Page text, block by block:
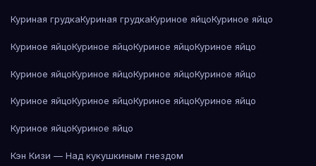
Куриная грудкаКуриная грудкаКуриное яйцоКуриное яйцо
Куриное яйцоКуриное яйцоКуриное яйцоКуриное яйцо
Куриное яйцоКуриное яйцоКуриное яйцоКуриное яйцо
Куриное яйцоКуриное яйцоКуриное яйцоКуриное яйцо
Куриное яйцоКуриное яйцо
Кэн Кизи — Над кукушкиным гнездом